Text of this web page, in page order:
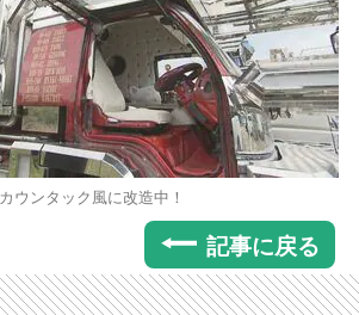
カウンタック風に改造中！
記事に戻る